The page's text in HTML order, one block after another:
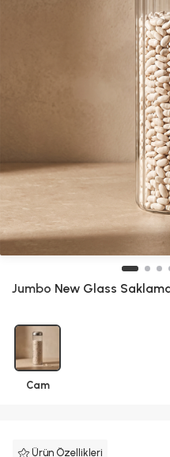
Jumbo New Glass
Cam
Ürün Özellikleri